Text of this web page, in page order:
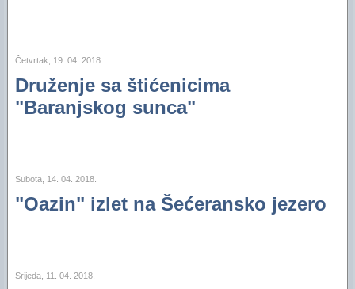
Izvještaj za 2006. godinu
Izvještaj za 2005. godinu
Četvrtak, 19. 04. 2018.
Druženje sa štićenicima
"Baranjskog sunca"
Subota, 14. 04. 2018.
"Oazin" izlet na Šećeransko jezero
Srijeda, 11. 04. 2018.